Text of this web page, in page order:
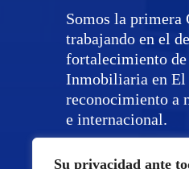
Su privacidad ante
Somos la primera
trabajando en el
fortalecimiento
Inmobiliaria en El
reconocimiento a
e internacional.